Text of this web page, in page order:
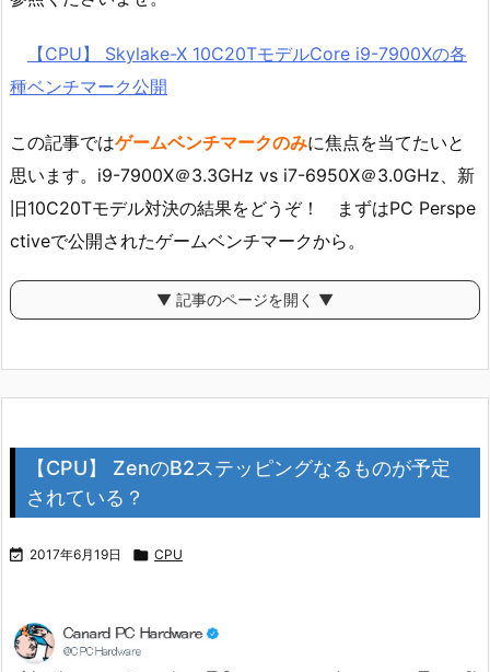
【CPU】 Skylake-X 10C20TモデルCore i9-7900Xの各
種ベンチマーク公開
この記事ではゲームベンチマークのみに焦点を当てたいと
思います。i9-7900X＠3.3GHz vs i7-6950X＠3.0GHz、新
旧10C20Tモデル対決の結果をどうぞ！ まずはPC Perspe
ctiveで公開されたゲームベンチマークから。
▼ 記事のページを開く ▼
【CPU】 ZenのB2ステッピングなるものが予定
されている？
 2017年6月19日  CPU